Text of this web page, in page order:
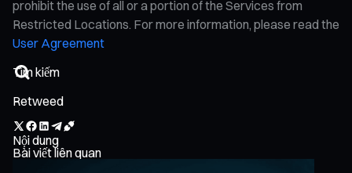
prohibit the use of all or a portion of the Services from
Restricted Locations. For more information, please read the
User Agreement
Retweed
Nội dung
Bài viết liên quan